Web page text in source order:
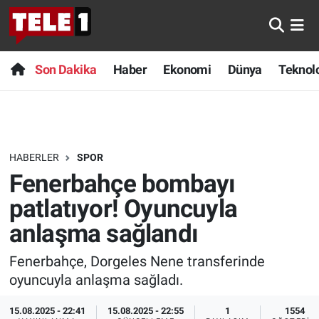
Son Dakika Haber Ekonomi Dünya
HABERLER SPOR
Fenerbahçe bombayı
patlatıyor! Oyuncuyla
anlaşma sağlandı
Fenerbahçe, Dorgeles Nene transferinde
oyuncuyla anlaşma sağladı.
15.08.2025 - 22:41 15.08.2025 - 22:55 1 1554
Anında Manşet
Başka Sohbetler
Bilim turu
Bilim ve Teknoloji Evreni
Doğa Konuşuyor
Dünya
Ege Saati
Son Dakika
Haber
Dünya
Teknoloji
Sağlık
Spor
Yayın Akışı
Nöbetçi Eczaneler
Hava Durumu
Trafik Durumu
Süper Lig Puan Durumu ve Fikstür
Tüm Manşetler
Son Dakika Haberleri
Haber Arşivi